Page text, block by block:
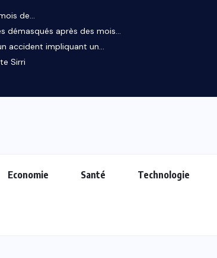
de...
démasqués après des mois...
accident impliquant un...
Sirri
Economie Santé Technologie